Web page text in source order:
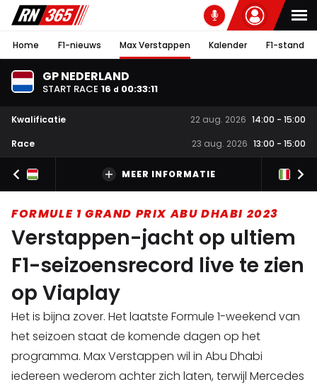
Home F1-nieuws Max Verstappen Kalender F1-stand
GP NEDERLAND
START RACE 16 d 00:33:10
Kwalificatie 22 aug. 2026 14:00 - 15:00
Race
23 aug. 2026 13:00 - 15:00
MEER INFORMATIE
FORMULE 1 GRAND PRIX ABU DHABI 2023
Verstappen-jacht op ultiem
F1-seizoensrecord live te zien
op Viaplay
Het is bijna zover. Het laatste Formule 1-weekend van
het seizoen staat de komende dagen op het
programma. Max Verstappen wil in Abu Dhabi
iedereen wederom achter zich laten, terwijl Mercedes